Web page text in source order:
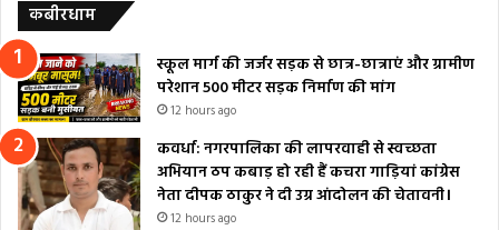
कबीरधाम
स्कूल मार्ग की जर्जर सड़क से छात्र-छात्राएं और ग्रामीण
परेशान 500 मीटर सड़क निर्माण की मांग
12 hours ago
कवर्धा: नगरपालिका की लापरवाही से स्वच्छता
अभियान ठप कबाड़ हो रही हैं कचरा गाड़ियां कांग्रेस
नेता दीपक ठाकुर ने दी उग्र आंदोलन की चेतावनी।
12 hours ago